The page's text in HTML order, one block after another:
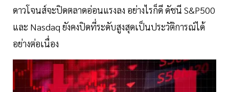
ดาวโจนส์จะปิดตลาดอ่อนแรงลง อย่างไรก็ดี ดัชนี S&P500
และ Nasdaq ยังคงปิดที่ระดับสูงสุดเป็นประวัติการณ์ได้
อย่างต่อเนื่อง